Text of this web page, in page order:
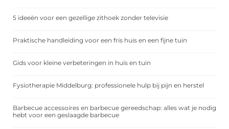
5 ideeën voor een gezellige zithoek zonder televisie
Praktische handleiding voor een fris huis en een fijne tuin
Gids voor kleine verbeteringen in huis en tuin
Fysiotherapie Middelburg: professionele hulp bij pijn en herstel
Barbecue accessoires en barbecue gereedschap: alles wat je nodig
hebt voor een geslaagde barbecue